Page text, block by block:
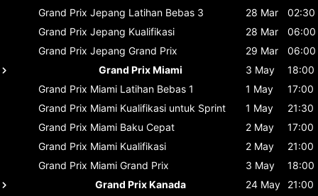
Grand Prix Jepang Latihan Bebas 3 28 Mar
02:30
Grand Prix Jepang Kualifikasi 28 Mar
06:00
Grand Prix Jepang Grand Prix 29 Mar
06:00
Grand Prix Miami
3 May
18:00
Grand Prix Miami Latihan Bebas 1 1 May
17:00
Grand Prix Miami Kualifikasi untuk Sprint 1 May
21:30
Grand Prix Miami Baku Cepat 2 May
17:00
Grand Prix Miami Kualifikasi 2 May
21:00
Grand Prix Miami Grand Prix 3 May
18:00
Grand Prix Kanada
24 May
21:00